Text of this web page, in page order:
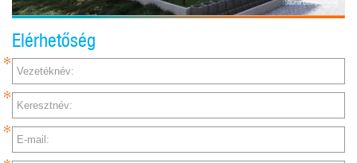
Elérhetőség
Vezetéknév:
Keresztnév:
E-mail: